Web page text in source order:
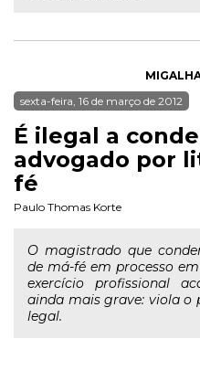
sexta-feira, 16 de março de 2012
É ilegal a
advogado por
fé
Paulo Thomas Korte
O magistrado que
de má-fé em processo
exercício profissional
ainda mais grave: viola o
legal.